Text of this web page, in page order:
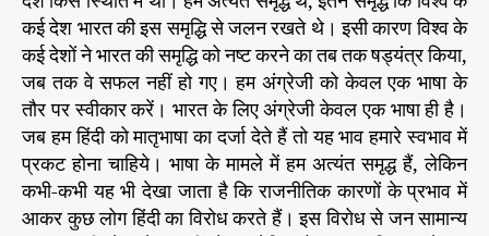
कई देश भारत की इस समृद्धि से जलन रखते थे। इसी कारण विश्व के
कई देशों ने भारत की समृद्धि को नष्ट करने का तब तक षड्यंत्र किया,
जब तक वे सफल नहीं हो गए। हम अंग्रेजी को केवल एक भाषा के
तौर पर स्वीकार करें। भारत के लिए अंग्रेजी केवल एक भाषा ही है।
जब हम हिंदी को मातृभाषा का दर्जा देते हैं तो यह भाव हमारे स्वभाव में
प्रकट होना चाहिये। भाषा के मामले में हम अत्यंत समृद्ध हैं, लेकिन
कभी-कभी यह भी देखा जाता है कि राजनीतिक कारणों के प्रभाव में
आकर कुछ लोग हिंदी का विरोध करते हैं। इस विरोध से जन सामान्य